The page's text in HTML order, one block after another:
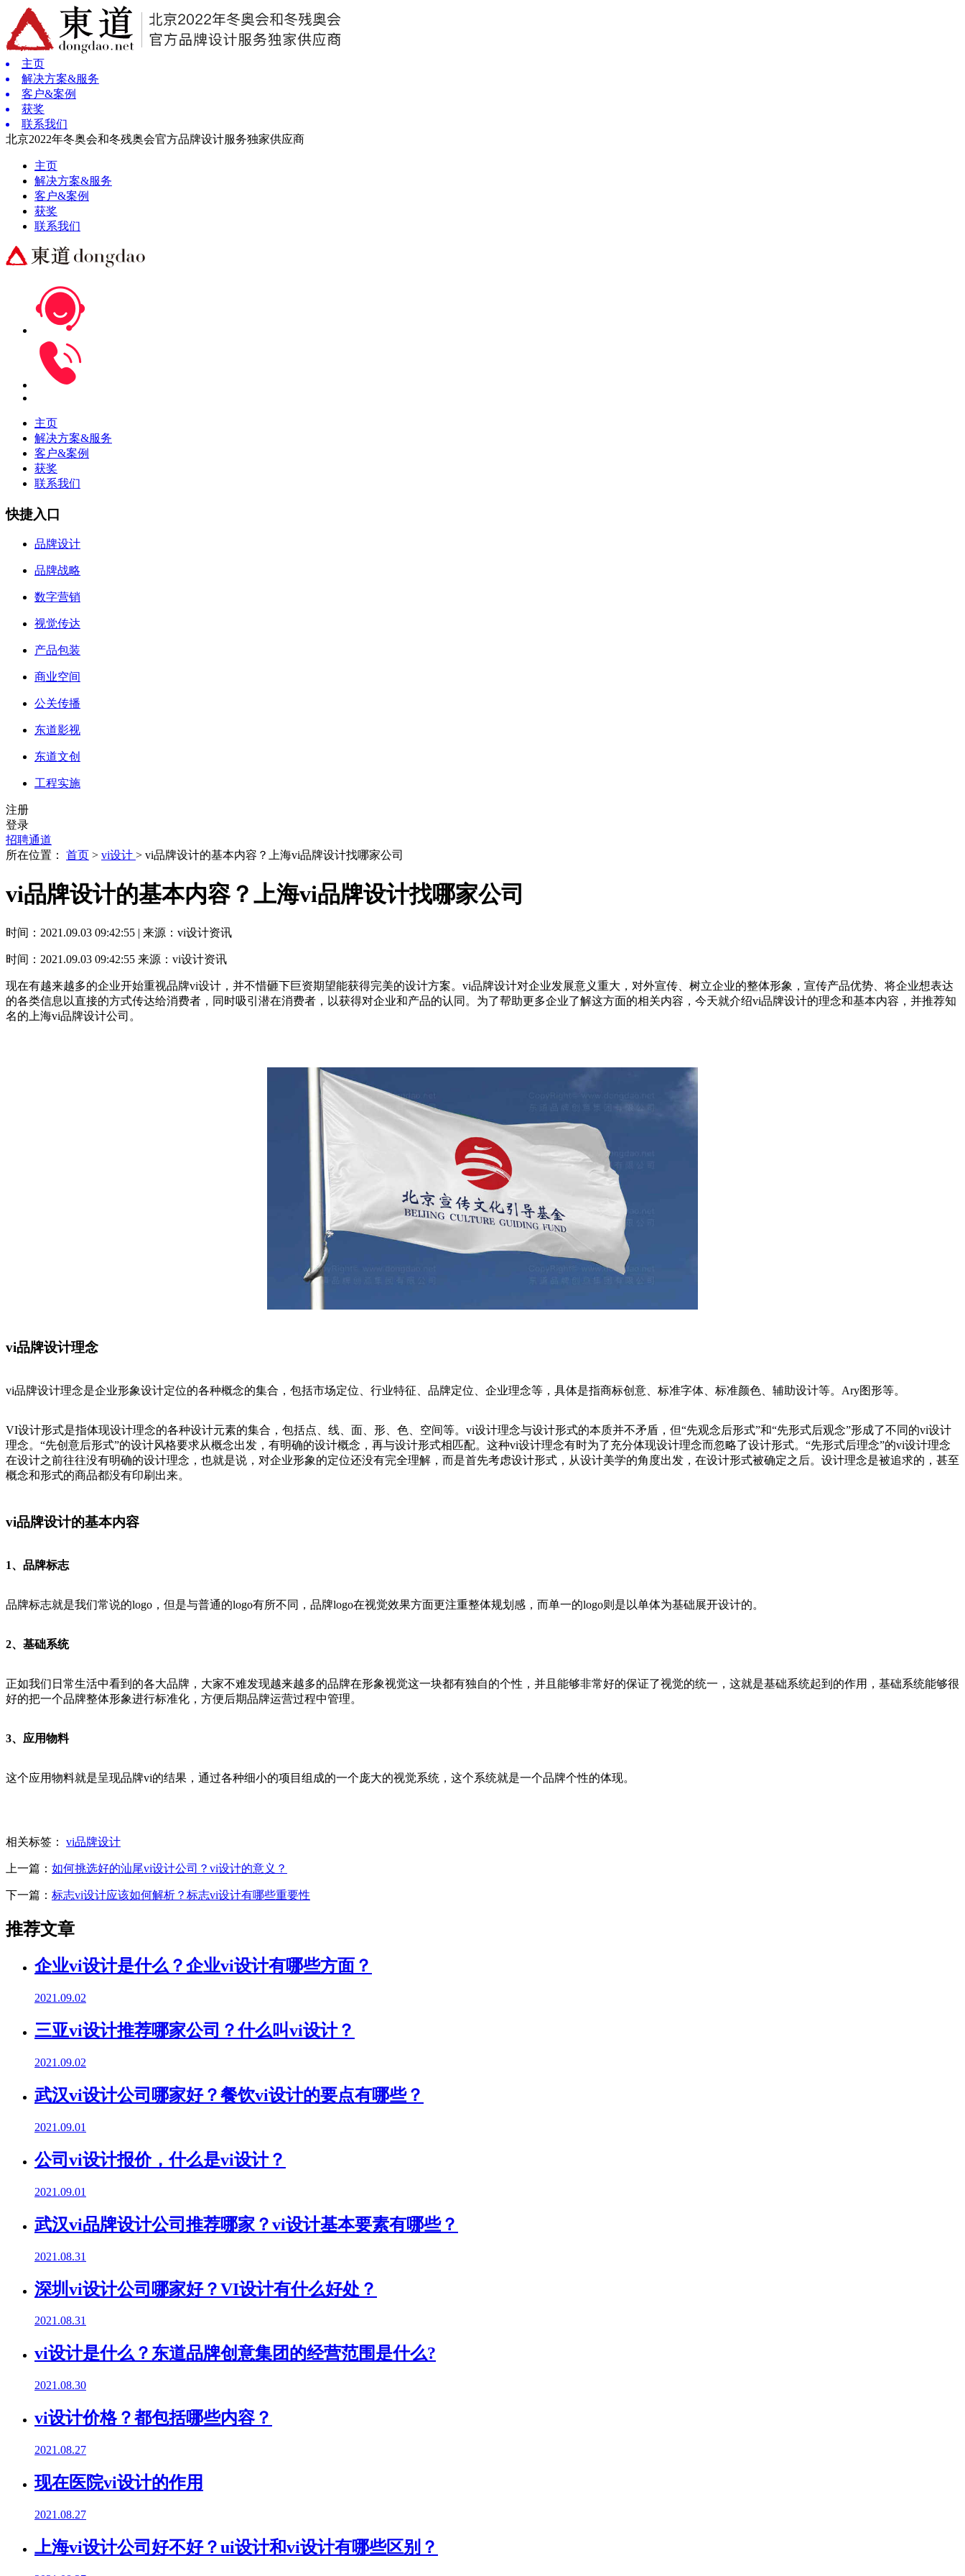
主页
解决方案&服务
客户&案例
获奖
联系我们
北京2022年冬奥会和冬残奥会官方品牌设计服务独家供应商
主页
解决方案&服务
客户&案例
获奖
联系我们
主页
解决方案&服务
客户&案例
获奖
联系我们
快捷入口
品牌设计
品牌战略
数字营销
视觉传达
产品包装
商业空间
公关传播
东道影视
东道文创
工程实施
注册
登录
招聘通道
所在位置： 首页 > vi设计 > vi品牌设计的基本内容？上海vi品牌设计找哪家公司
vi品牌设计的基本内容？上海vi品牌设计找哪家公司
时间：2021.09.03 09:42:55 | 来源：vi设计资讯
时间：2021.09.03 09:42:55 来源：vi设计资讯
现在有越来越多的企业开始重视品牌vi设计，并不惜砸下巨资期望能获得完美的设计方案。vi品牌设计对企业发展意义重大，对外宣传、树立企业的整体形象，宣传产品优势、将企业想表达
的各类信息以直接的方式传达给消费者，同时吸引潜在消费者，以获得对企业和产品的认同。为了帮助更多企业了解这方面的相关内容，今天就介绍vi品牌设计的理念和基本内容，并推荐知
名的上海vi品牌设计公司。
vi品牌设计理念
vi品牌设计理念是企业形象设计定位的各种概念的集合，包括市场定位、行业特征、品牌定位、企业理念等，具体是指商标创意、标准字体、标准颜色、辅助设计等。Ary图形等。
VI设计形式是指体现设计理念的各种设计元素的集合，包括点、线、面、形、色、空间等。vi设计理念与设计形式的本质并不矛盾，但“先观念后形式”和“先形式后观念”形成了不同的vi设计
理念。“先创意后形式”的设计风格要求从概念出发，有明确的设计概念，再与设计形式相匹配。这种vi设计理念有时为了充分体现设计理念而忽略了设计形式。“先形式后理念”的vi设计理念
在设计之前往往没有明确的设计理念，也就是说，对企业形象的定位还没有完全理解，而是首先考虑设计形式，从设计美学的角度出发，在设计形式被确定之后。设计理念是被追求的，甚至
概念和形式的商品都没有印刷出来。
vi品牌设计的基本内容
1、品牌标志
品牌标志就是我们常说的logo，但是与普通的logo有所不同，品牌logo在视觉效果方面更注重整体规划感，而单一的logo则是以单体为基础展开设计的。
2、基础系统
正如我们日常生活中看到的各大品牌，大家不难发现越来越多的品牌在形象视觉这一块都有独自的个性，并且能够非常好的保证了视觉的统一，这就是基础系统起到的作用，基础系统能够很
好的把一个品牌整体形象进行标准化，方便后期品牌运营过程中管理。
3、应用物料
这个应用物料就是呈现品牌vi的结果，通过各种细小的项目组成的一个庞大的视觉系统，这个系统就是一个品牌个性的体现。
相关标签： vi品牌设计
上一篇： 如何挑选好的汕尾vi设计公司？vi设计的意义？
下一篇： 标志vi设计应该如何解析？标志vi设计有哪些重要性
推荐文章
企业vi设计是什么？企业vi设计有哪些方面？
2021.09.02
三亚vi设计推荐哪家公司？什么叫vi设计？
2021.09.02
武汉vi设计公司哪家好？餐饮vi设计的要点有哪些？
2021.09.01
公司vi设计报价，什么是vi设计？
2021.09.01
武汉vi品牌设计公司推荐哪家？vi设计基本要素有哪些？
2021.08.31
深圳vi设计公司哪家好？VI设计有什么好处？
2021.08.31
vi设计是什么？东道品牌创意集团的经营范围是什么?
2021.08.30
vi设计价格？都包括哪些内容？
2021.08.27
现在医院vi设计的作用
2021.08.27
上海vi设计公司好不好？ui设计和vi设计有哪些区别？